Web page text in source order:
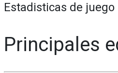
Estadisticas de juego
Principales